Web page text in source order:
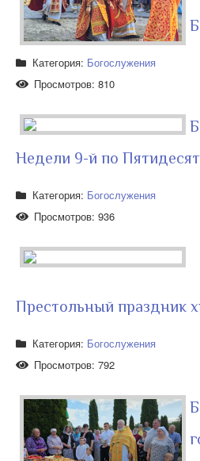
Категория: Богослужения
Просмотров: 810
Недели 9-й по
Категория: Богослужения
Просмотров: 936
Престольный праздник
Категория: Богослужения
Просмотров: 792